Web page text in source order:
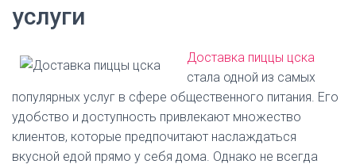
услуги
Доставка пиццы цска
стала одной из самых
популярных услуг в сфере общественного питания. Его
удобство и доступность привлекают множество
клиентов, которые предпочитают наслаждаться
вкусной едой прямо у себя дома. Однако не всегда